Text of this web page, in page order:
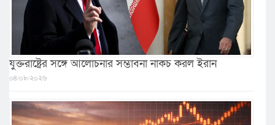
যুক্তরাষ্ট্রের সঙ্গে আলোচনার সম্ভাবনা নাকচ করল ইরান
০৪/০৮/২০২৬